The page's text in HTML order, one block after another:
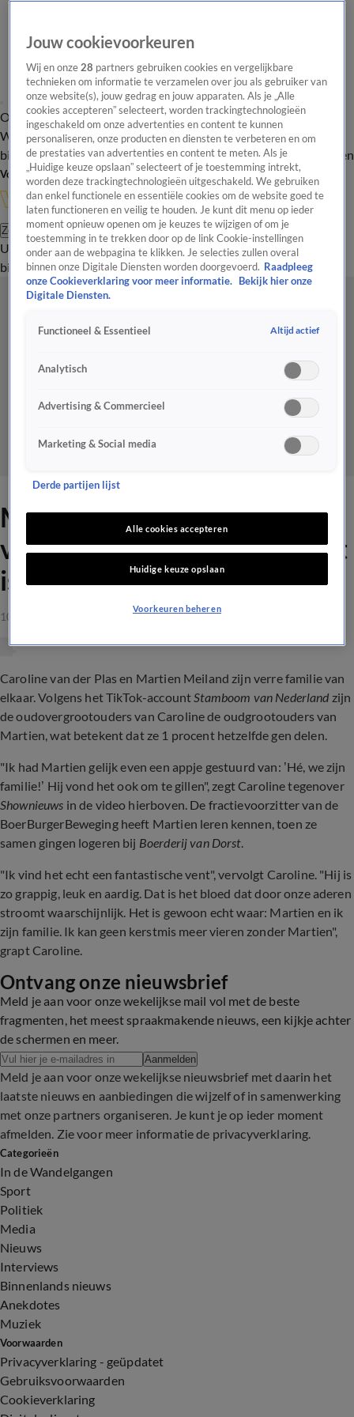
Overzicht Onze programma's Uitzendingen Onze gezichten
In de
WandelgangenInterviewsUitzending
bijwonenPodcastShopVeelgestelde vragenKijkersvraag insturen
Volg Vandaag Inside
Zoeken
UitzendingenVandaag InsideDe OranjezomerShopUitzending
bijwonen
Martien Meiland en Caroline
van der Plas zijn familie: 'Het
is om te gillen!'
10 apr 2023, 00:00
Caroline van der Plas en Martien Meiland zijn verre familie van
elkaar.Volgens het TikTok-accountStamboom van Nederland zijn
de oudovergrootouders van Caroline de oudgrootouders van
Martien, wat betekent dat ze 1 procent hetzelfde gen delen.
"Ik had Martien gelijk even een appje gestuurd van: ’Hé, we zijn
familie!’ Hij vond het ook om te gillen", zegt Caroline tegenover
Shownieuws in de video hierboven. De fractievoorzitter van de
BoerBurgerBeweging heeft Martien leren kennen, toen ze
samen gingen logeren bij Boerderij van Dorst.
"Ik vind het echt een fantastische vent", vervolgt Caroline. "Hij is
zo grappig, leuk en aardig. Dat is het bloed dat door onze aderen
stroomt waarschijnlijk. Het is gewoon echt waar: Martien en ik
zijn familie. Ik kan geen kerstmis meer vieren zonder Martien",
grapt Caroline.
Ontvang onze nieuwsbrief
Meld je aan voor onze wekelijkse mail vol met de beste
fragmenten, het meest spraakmakende nieuws, een kijkje achter
de schermen en meer.
Aanmelden
Meld je aan voor onze wekelijkse nieuwsbrief met daarin het
laatste nieuws en aanbiedingen die wijzelf of in samenwerking
met onze partners organiseren. Je kunt je op ieder moment
afmelden. Zie voor meer informatie de privacyverklaring.
Categorieën
In de Wandelgangen
Sport
Politiek
Media
Nieuws
Interviews
Binnenlands nieuws
Anekdotes
Muziek
Voorwaarden
Privacyverklaring - geüpdatet
Gebruiksvoorwaarden
Cookieverklaring
Jouw cookievoorkeuren
Wij en onze28 partners gebruiken cookies en vergelijkbare
technieken om informatie te verzamelen over jou als gebruiker van
onze website(s), jouw gedrag en jouw apparaten. Als je „Alle
cookies accepteren” selecteert, worden trackingtechnologieën
ingeschakeld om onze advertenties en content te kunnen
personaliseren, onze producten en diensten te verbeteren en om
de prestaties van advertenties en content te meten. Als je
„Huidige keuze opslaan” selecteert of je toestemming intrekt,
worden deze trackingtechnologieën uitgeschakeld. We gebruiken
dan enkel functionele en essentiële cookies om de website goed te
laten functioneren en veilig te houden. Je kunt dit menu op ieder
moment opnieuw openen om je keuzes te wijzigen of om je
toestemming in te trekken door op de link Cookie-instellingen
onder aan de webpagina te klikken. Je selecties zullen overal
binnen onze Digitale Diensten worden doorgevoerd. Raadpleeg
onze Cookieverklaring voor meer informatie.
Bekijk hier onze
Digitale Diensten.
Functioneel & Essentieel Altijd actief
Analytisch
Advertising & Commercieel
Marketing & Social media
Derde partijen lijst
Alle cookies accepteren
Huidige keuze opslaan
Voorkeuren beheren